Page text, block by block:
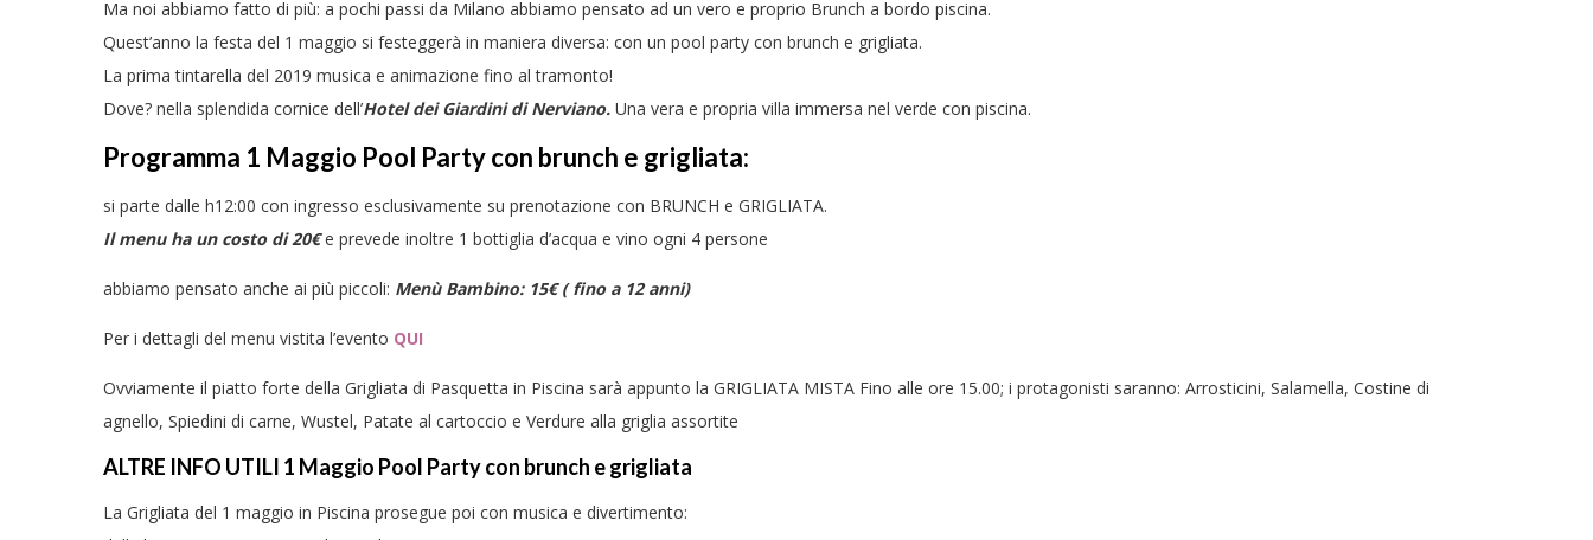
Ma noi abbiamo fatto di più: a pochi passi da Milano abbiamo pensato ad un vero e proprio Brunch a bordo piscina.
Quest’anno la festa del 1 maggio si festeggerà in maniera diversa: con un pool party con brunch e grigliata.
La prima tintarella del 2019 musica e animazione fino al tramonto!
Dove? nella splendida cornice dell’Hotel dei Giardini di Nerviano. Una vera e propria villa immersa nel verde con piscina.
Programma 1 Maggio Pool Party con brunch e grigliata:
si parte dalle h12:00 con ingresso esclusivamente su prenotazione con BRUNCH e GRIGLIATA.
Il menu ha un costo di 20€ e prevede inoltre 1 bottiglia d’acqua e vino ogni 4 persone
abbiamo pensato anche ai più piccoli: Menù Bambino: 15€ ( fino a 12 anni)
Per i dettagli del menu vistita l’evento QUI
Ovviamente il piatto forte della Grigliata di Pasquetta in Piscina sarà appunto la GRIGLIATA MISTA Fino alle ore 15.00; i protagonisti saranno: Arrosticini, Salamella, Costine di
agnello, Spiedini di carne, Wustel, Patate al cartoccio e Verdure alla griglia assortite
ALTRE INFO UTILI 1 Maggio Pool Party con brunch e grigliata
La Grigliata del 1 maggio in Piscina prosegue poi con musica e divertimento: